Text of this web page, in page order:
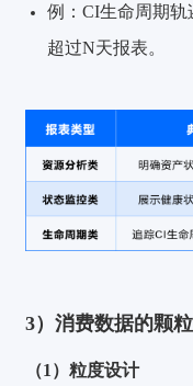
例：CI生命周期
超过N天报表。
3）消费数据的颗
（1）粒度设计